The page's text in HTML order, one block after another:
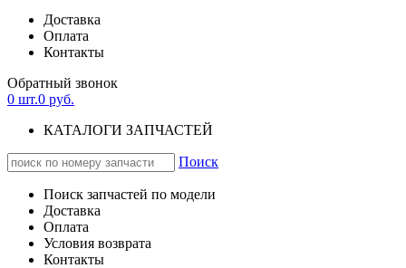
Доставка
Оплата
Контакты
Обратный звонок
0 шт.0 руб.
КАТАЛОГИ ЗАПЧАСТЕЙ
Поиск
Поиск запчастей по модели
Доставка
Оплата
Условия возврата
Контакты